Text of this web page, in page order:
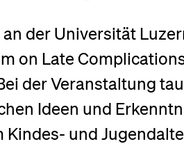
an der Universität
on Late
der Veranstaltung
Ideen und
und